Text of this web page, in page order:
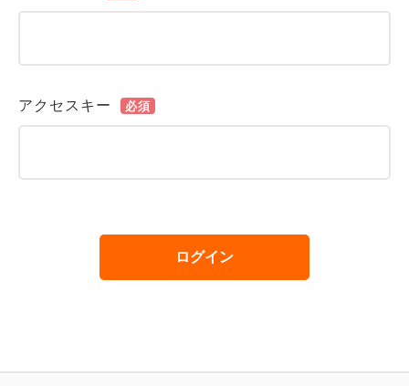
アクセスキー 必須
ログイン